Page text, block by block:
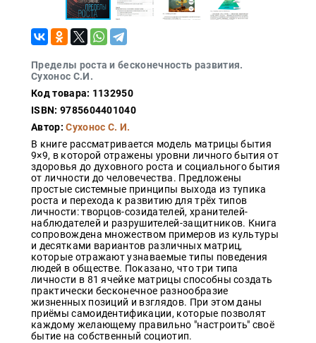
Пределы роста и бесконечность развития.
Сухонос С.И.
Код товара: 1132950
ISBN: 9785604401040
Автор:Сухонос С. И.
В книге рассматривается модель матрицы бытия
9×9, в которой отражены уровни личного бытия от
здоровья до духовного роста и социального бытия
от личности до человечества. Предложены
простые системные принципы выхода из тупика
роста и перехода к развитию для трёх типов
личности: творцов-созидателей, хранителей-
наблюдателей и разрушителей-защитников. Книга
сопровождена множеством примеров из культуры
и десятками вариантов различных матриц,
которые отражают узнаваемые типы поведения
людей в обществе. Показано, что три типа
личности в 81 ячейке матрицы способны создать
практически бесконечное разнообразие
жизненных позиций и взглядов. При этом даны
приёмы самоидентификации, которые позволят
каждому желающему правильно "настроить" своё
бытие на собственный социотип.
Туризм
Разное
Кухня,
гастрономия,
кулинария
Закон
Красота
и
здоровье
Оптовикам
Авторам
Контакты
Мероприятия
+7(499)
350-17-
79